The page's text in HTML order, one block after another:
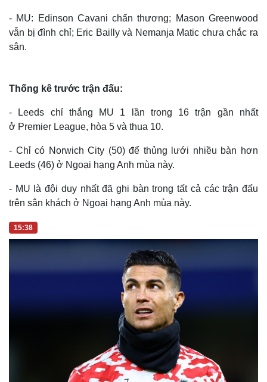
Thế giới
Quan sát
Hồ sơ
Multimedia
Video
E-Magazine
Infographic
- MU: Edinson Cavani chấn thương; Mason Greenwood
vẫn bị đình chỉ; Eric Bailly và Nemanja Matic chưa chắc ra
sân.
Thống kê trước trận đấu:
- Leeds chỉ thắng MU 1 lần trong 16 trận gần nhất
ở Premier League, hòa 5 và thua 10.
- Chỉ có Norwich City (50) để thủng lưới nhiều bàn hơn
Leeds (46) ở Ngoại hạng Anh mùa này.
- MU là đội duy nhất đã ghi bàn trong tất cả các trận đấu
trên sân khách ở Ngoại hạng Anh mùa này.
15:38